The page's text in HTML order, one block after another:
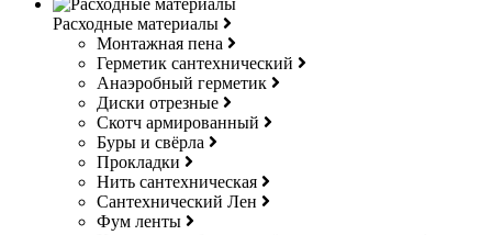
Расходные материалы
Монтажная пена
Герметик сантехнический
Анаэробный герметик
Диски отрезные
Скотч армированный
Буры и свёрла
Прокладки
Нить сантехническая
Сантехнический Лен
Фум ленты